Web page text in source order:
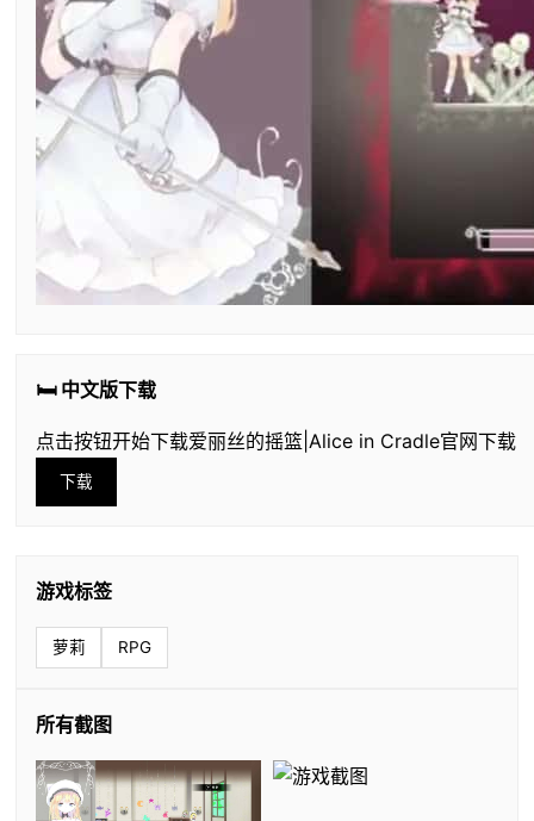
🛏️ 中文版下载
点击按钮开始下载爱丽丝的摇篮|Alice in Cradle官网下载
下载
游戏标签
萝莉 RPG
所有截图